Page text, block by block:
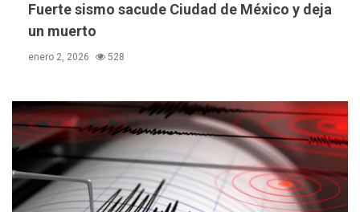
Fuerte sismo sacude Ciudad de México y deja
un muerto
enero 2, 2026 528